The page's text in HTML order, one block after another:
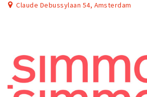
Claude Debussylaan 54, Amsterdam